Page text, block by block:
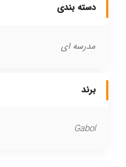
دسته بندی
مدرسه ای
برند
Gabol